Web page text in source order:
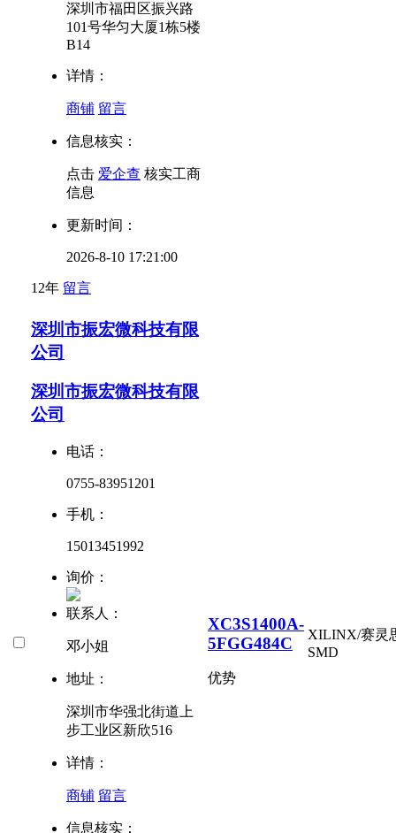
深圳市福田区振兴路
101号华匀大厦1栋5楼
B14
详情：
商铺 留言
信息核实：
点击 爱企查 核实工商
信息
更新时间：
2026-8-10 17:21:00
12年 留言
深圳市振宏微科技有限
公司
深圳市振宏微科技有限
公司
电话：
0755-83951201
手机：
15013451992
询价：
联系人：
邓小姐
地址：
深圳市华强北街道上
步工业区新欣516
详情：
商铺 留言
信息核实：
XC3S1400A-
5FGG484C
优势
XILINX/赛灵
SMD